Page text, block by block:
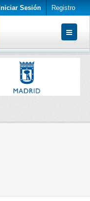
Iniciar Sesión Registro